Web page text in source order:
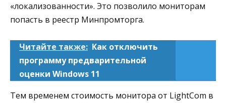
«локализованности». Это позволило мониторам
попасть в реестр Минпромторга.
Читайте также: Как отключить
программу предварительной
оценки Windows 11
Тем временем стоимость монитора от LightCom в